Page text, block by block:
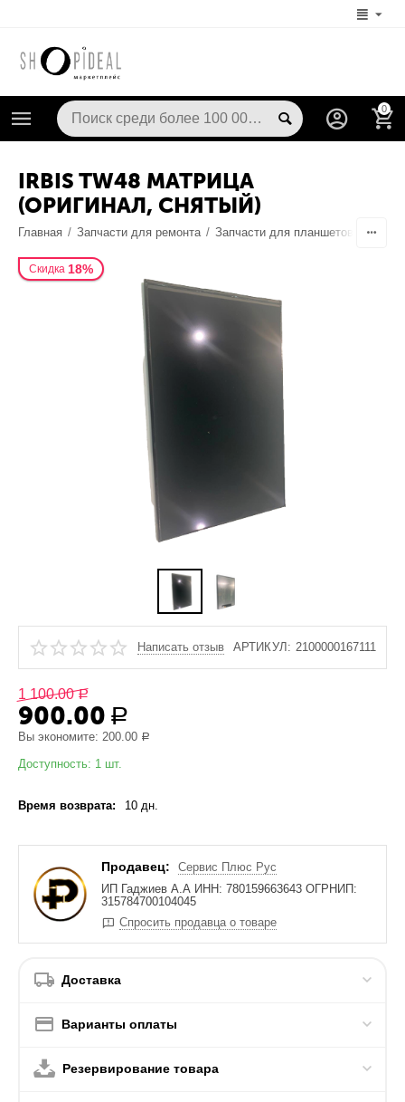
0
IRBIS TW48 МАТРИЦА
(ОРИГИНАЛ, СНЯТЫЙ)
Главная / Запчасти для ремонта / Запчасти для планшетов
Скидка 18%
Написать отзыв АРТИКУЛ: 2100000167111
1 100.00 Р
900.00 Р
Вы экономите:200.00 Р
Доступность: 1 шт.
Время возврата: 10 дн.
Продавец:
Сервис Плюс Рус
ИП Гаджиев А.А ИНН: 780159663643 ОГРНИП:
315784700104045
Спросить продавца о товаре
Доставка
Варианты оплаты
Резервирование товара